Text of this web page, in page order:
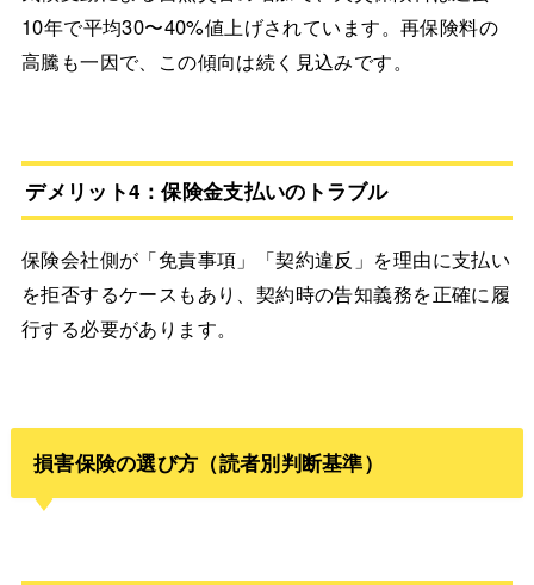
10年で平均30〜40%値上げされています。再保険料の
高騰も一因で、この傾向は続く見込みです。
デメリット4：保険金支払いのトラブル
保険会社側が「免責事項」「契約違反」を理由に支払い
を拒否するケースもあり、契約時の告知義務を正確に履
行する必要があります。
損害保険の選び方（読者別判断基準）